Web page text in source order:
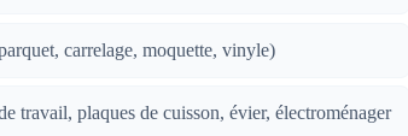
carrelage, moquette, vinyle)
travail, plaques de cuisson, évier, électroménager